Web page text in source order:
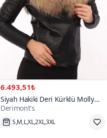
6.493,51₺
Siyah Hakiki Deri Kürklü Molly
Ceket
Derimont's
S,M,L,XL,2XL,3XL